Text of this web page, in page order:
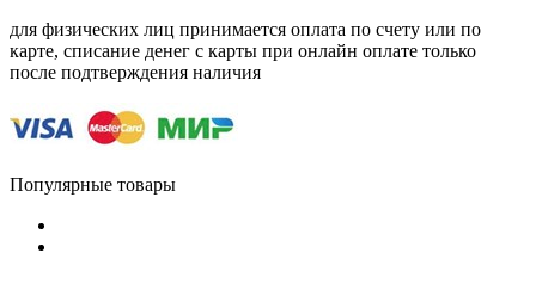
для физических лиц принимается оплата по счету или по
карте, списание денег с карты при онлайн оплате только
после подтверждения наличия
Популярные товары